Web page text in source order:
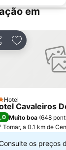
Núcleo Alcáçova
Grande
Troviscal
do Rabaçal
da Alta Estremadura
da Ferida
em
Adicionar
Hotel
Cavaleiros
Muito boa (648
Tomar, a 0.1 km de
os preços